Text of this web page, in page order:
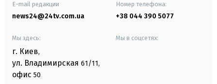
E-mail редакции
news24@24tv.com.ua
Номер телефона:
+38 044 390 5077
Мы здесь:
г. Киев,
ул. Владимирская 61/11,
офис 50
Мы в соцсетях: